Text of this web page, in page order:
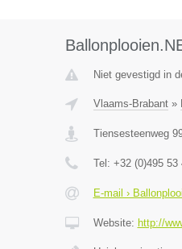
Niet gevestigd in
Vlaams-Brabant»
Tiensesteenweg
Tel: +32 (0)495 53
E-mail ›
Website: http://